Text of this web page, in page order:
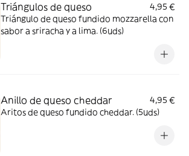
Triángulos de queso
4,95 €
Triángulo de queso fundido mozzarella con
sabor a sriracha y a lima. (6uds)
Anillo de queso cheddar
4,95 €
Aritos de queso fundido cheddar. (5uds)